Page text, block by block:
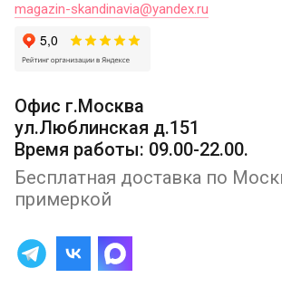
magazin-skandinavia@yandex.ru
Офис г.Москва
ул.Люблинская д.151
Время работы: 09.00-22.00.
Бесплатная доставка по
примеркой